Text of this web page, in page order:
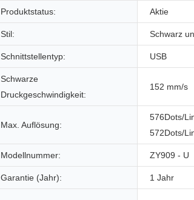
Produktstatus: Aktie
Stil: Schwarz
Schnittstellentyp: USB
Schwarze
Druckgeschwindigkeit:
152 mm/s
Max. Auflösung:
576Dots/
572Dots/
Modellnummer: ZY909 - U
Garantie (Jahr): 1 Jahr